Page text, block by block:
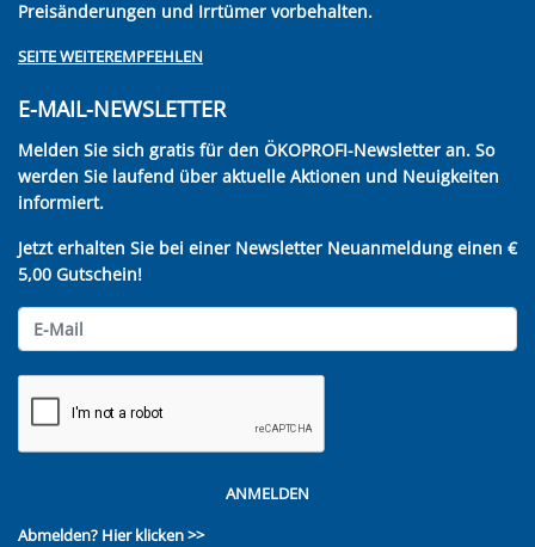
Preisänderungen und Irrtümer vorbehalten.
SEITE WEITEREMPFEHLEN
E-MAIL-NEWSLETTER
Melden Sie sich gratis für den ÖKOPROFI-Newsletter an. So
werden Sie laufend über aktuelle Aktionen und Neuigkeiten
informiert.
Jetzt erhalten Sie bei einer Newsletter Neuanmeldung einen €
5,00 Gutschein!
ANMELDEN
Abmelden? Hier klicken >>